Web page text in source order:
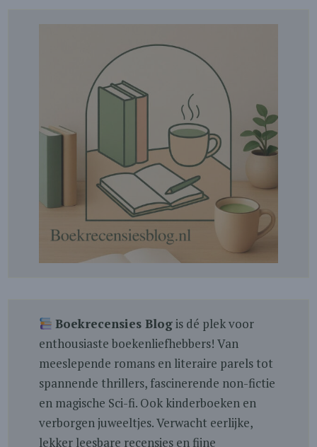
Boekrecensies Blogis dé plek voor
enthousiaste boekenliefhebbers! Van
meeslepende romans en literaire parels tot
spannende thrillers, fascinerende non-fictie
en magische Sci-fi. Ook kinderboeken en
verborgen juweeltjes. Verwacht eerlijke,
lekker leesbare recensies en fijne